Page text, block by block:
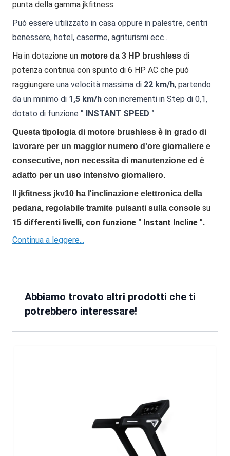
punta della gamma jkfitness.
Può essere utilizzato in casa oppure in palestre, centri
benessere, hotel, caserme, agriturismi ecc..
Ha in dotazione un motore da 3 HP brushless di
potenza continua con spunto di 6 HP AC che può
raggiungere una velocità massima di 22 km/h, partendo
da un minimo di 1,5 km/h con incrementi in Step di 0,1,
dotato di funzione " INSTANT SPEED "
Questa tipologia di motore brushless è in grado di
lavorare per un maggior numero d'ore giornaliere e
consecutive, non necessita di manutenzione ed è
adatto per un uso intensivo giornaliero.
Il jkfitness jkv10 ha l'inclinazione elettronica della
pedana, regolabile tramite pulsanti sulla console su
15 differenti livelli, con funzione " Instant Incline ".
Continua a leggere...
Abbiamo trovato altri prodotti che ti
potrebbero interessare!